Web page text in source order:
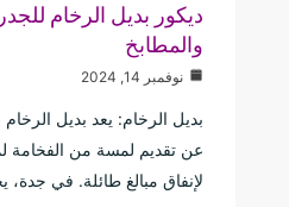
ديكور بديل الرخام
والمطابخ
نوفمبر 14, 2024
بديل الرخام: يعد بديل الرخام
عن تقديم لمسة من الفخامة
لإنفاق مبالغ طائلة. في جدة،